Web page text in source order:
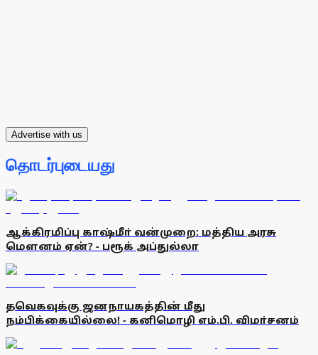
Advertise with us
தொடர்புடையது
ஆக்கிரமிப்பு காஷ்மீா் வன்முறை: மத்திய அரசு
மௌனம் ஏன்? - பரூக் அப்துல்லா
தவெகவுக்கு ஜனநாயகத்தின் மீது
நம்பிக்கையில்லை! - கனிமொழி எம்.பி. விமா்சனம்